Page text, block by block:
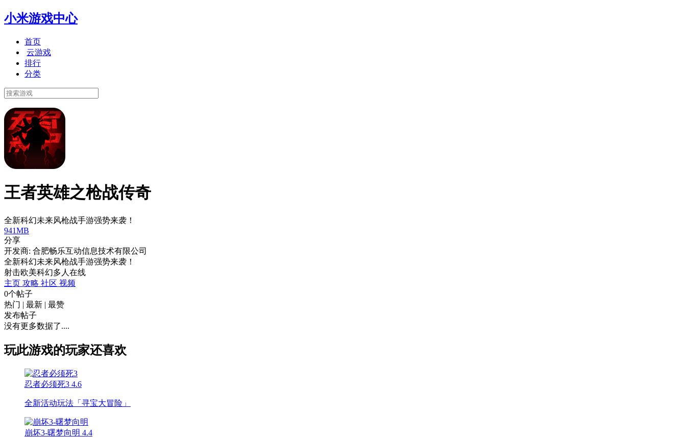
小米游戏中心
首页
云游戏
排行
分类
王者英雄之枪战传奇
全新科幻未来风枪战手游强势来袭！
941MB
分享
开发商: 合肥畅乐互动信息技术有限公司
全新科幻未来风枪战手游强势来袭！
射击欧美科幻多人在线
主页 攻略 社区 视频
0个帖子
热门 | 最新 | 最赞
发布帖子
没有更多数据了....
玩此游戏的玩家还喜欢
忍者必须死3 4.6
全新活动玩法「寻宝大冒险」
崩坏3-曙梦向明 4.4